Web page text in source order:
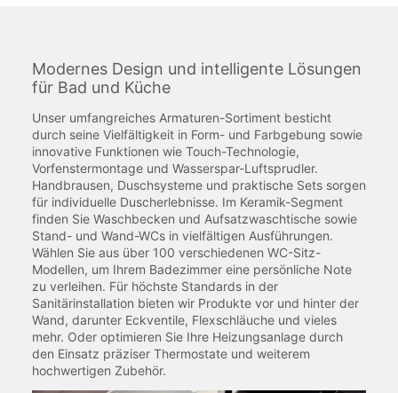
Modernes Design und intelligente Lösungen
für Bad und Küche
Unser umfangreiches Armaturen-Sortiment besticht
durch seine Vielfältigkeit in Form- und Farbgebung sowie
innovative Funktionen wie Touch-Technologie,
Vorfenstermontage und Wasserspar-Luftsprudler.
Handbrausen, Duschsysteme und praktische Sets sorgen
für individuelle Duscherlebnisse. Im Keramik-Segment
finden Sie Waschbecken und Aufsatzwaschtische sowie
Stand- und Wand-WCs in vielfältigen Ausführungen.
Wählen Sie aus über 100 verschiedenen WC-Sitz-
Modellen, um Ihrem Badezimmer eine persönliche Note
zu verleihen. Für höchste Standards in der
Sanitärinstallation bieten wir Produkte vor und hinter der
Wand, darunter Eckventile, Flexschläuche und vieles
mehr. Oder optimieren Sie Ihre Heizungsanlage durch
den Einsatz präziser Thermostate und weiterem
hochwertigen Zubehör.